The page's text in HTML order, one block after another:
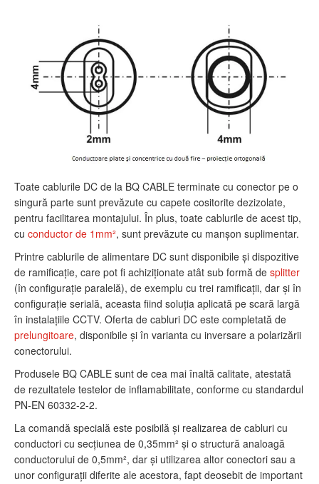
Toate cablurile DC de la BQ CABLE terminate cu conector pe o
singură parte sunt prevăzute cu capete cositorite dezizolate,
pentru facilitarea montajului. În plus, toate cablurile de acest tip,
cu conductor de 1mm², sunt prevăzute cu manşon suplimentar.
Printre cablurile de alimentare DC sunt disponibile şi dispozitive
de ramificaţie, care pot fi achiziţionate atât sub formă de splitter
(în configuraţie paralelă), de exemplu cu trei ramificaţii, dar şi în
configuraţie serială, aceasta fiind soluţia aplicată pe scară largă
în instalaţiile CCTV. Oferta de cabluri DC este completată de
prelungitoare, disponibile şi în varianta cu inversare a polarizării
conectorului.
Produsele BQ CABLE sunt de cea mai înaltă calitate, atestată
de rezultatele testelor de inflamabilitate, conforme cu standardul
PN-EN 60332-2-2.
La comandă specială este posibilă şi realizarea de cabluri cu
conductori cu secţiunea de 0,35mm² şi o structură analoagă
conductorului de 0,5mm², dar şi utilizarea altor conectori sau a
unor configuraţii diferite ale acestora, fapt deosebit de important